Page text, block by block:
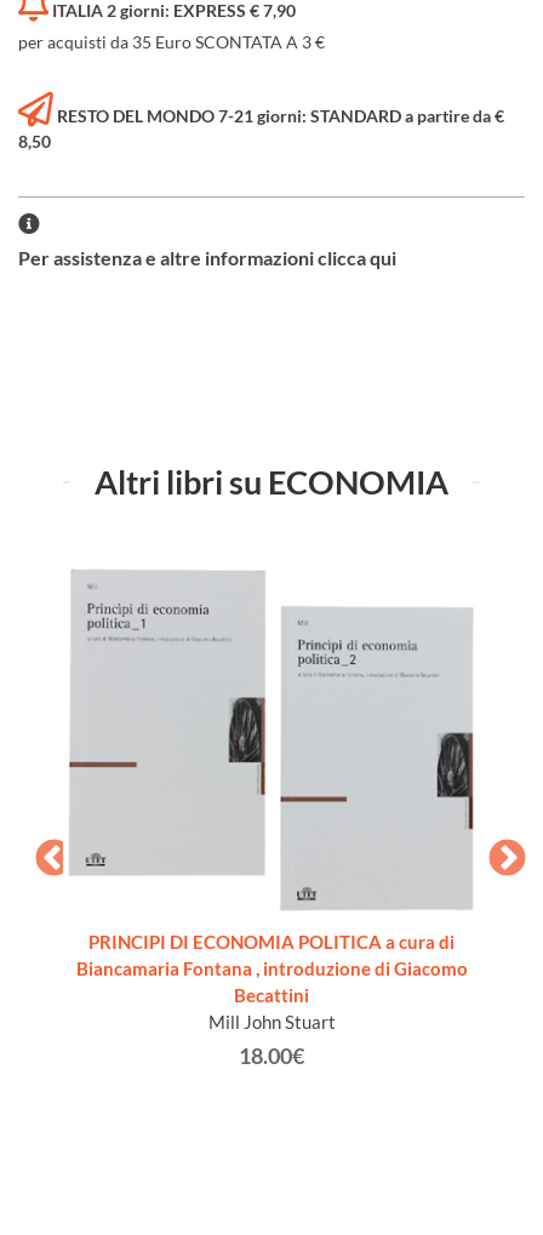
ITALIA 2 giorni: EXPRESS € 7,90
per acquisti da 35 Euro SCONTATA A 3 €
RESTO DEL MONDO 7-21 giorni: STANDARD a partire da €
8,50
Per assistenza e altre informazioni clicca qui
Altri libri su ECONOMIA
PRINCIPI DI ECONOMIA POLITICA a cura di
Biancamaria Fontana , introduzione di Giacomo
Becattini
Mill John Stuart
18.00€